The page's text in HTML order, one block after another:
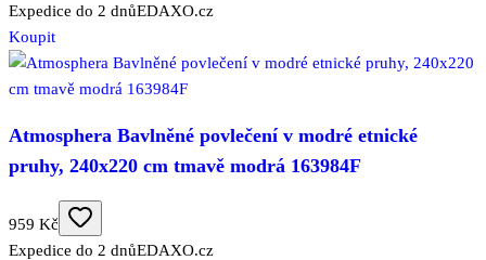
Expedice do 2 dnůEDAXO.cz
Koupit
Atmosphera Bavlněné povlečení v modré etnické
pruhy, 240x220 cm tmavě modrá 163984F
959 Kč
Expedice do 2 dnůEDAXO.cz